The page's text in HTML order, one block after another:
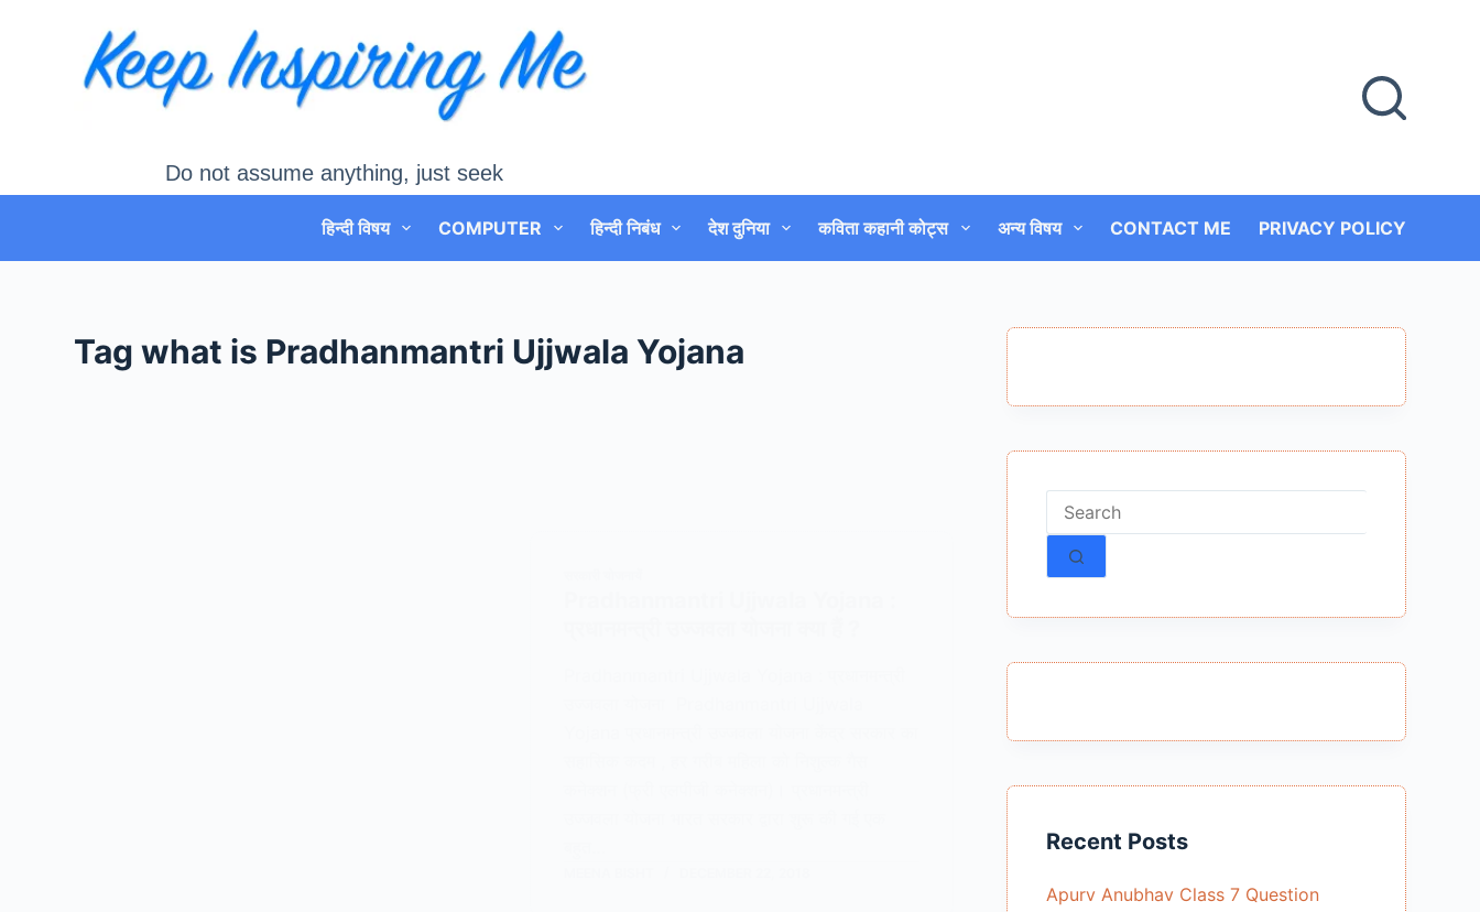
Do not assume anything, just seek
हिन्दी विषय COMPUTER हिन्दी निबंध देश दुनिया कविता कहानी कोट्स अन्य विषय CONTACT ME PRIVACY POLICY
Tag what is Pradhanmantri Ujjwala Yojana
No
results
Recent Posts
Apurv Anubhav Class 7 Question